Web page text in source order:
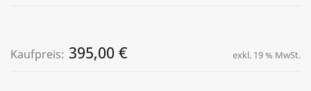
Kaufpreis: 395,00 € exkl. 19 % MwSt.